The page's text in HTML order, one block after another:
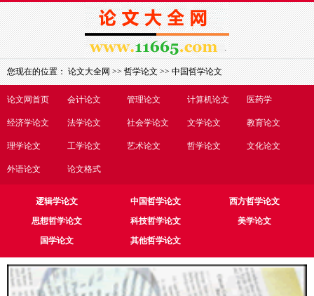
论文网首页 会计论文 管理论文 计算机论文 医药学
经济学论文 法学论文 社会学论文 文学论文 教育论文
理学论文 工学论文 艺术论文 哲学论文 文化论文
外语论文 论文格式
您现在的位置：论文大全网>>哲学论文>>中国哲学论文
逻辑学论文 中国哲学论文
西方哲学论文
思想哲学论文
科技哲学论文
美学论文
国学论文
其他哲学论文